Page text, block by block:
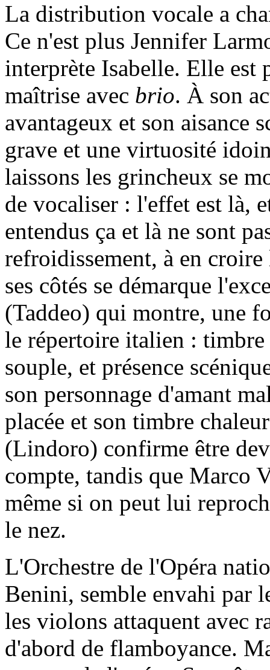
La distribution vocale a
Ce n'est plus Jennifer
interprète Isabelle. Elle est
maîtrise avec brio. À son
avantageux et son aisance
grave et une virtuosité
laissons les grincheux se
de vocaliser : l'effet est là,
entendus ça et là ne sont
refroidissement, à en
ses côtés se démarque
(Taddeo) qui montre, une
le répertoire italien :
souple, et présence
son personnage d'amant
placée et son timbre
(Lindoro) confirme être
compte, tandis que Marco
même si on peut lui
le nez.
L'Orchestre de l'Opéra
Benini, semble envahi par
les violons attaquent avec
d'abord de flamboyance.